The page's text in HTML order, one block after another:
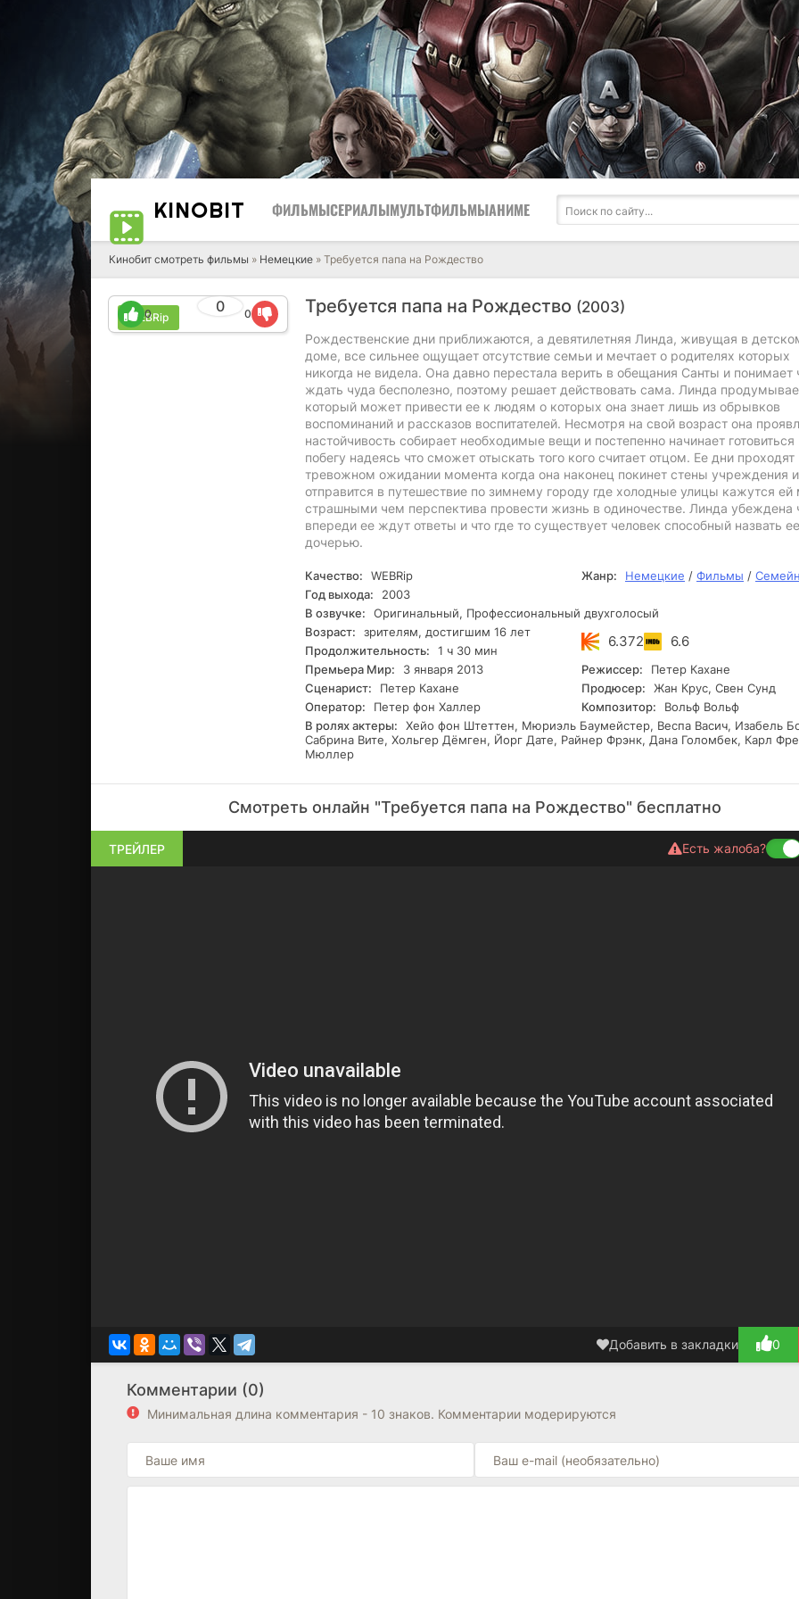
KINOBIT ФИЛЬМЫСЕРИАЛЫМУЛЬТФИЛЬМЫАНИМЕ
Кинобит смотреть фильмы » Немецкие » Требуется папа на Рождество
Требуется папа на Рождество (2003)
WEBRip
0
0 0
Рождественские дни приближаются, а девятилетняя Линда, живущая в
доме, все сильнее ощущает отсутствие семьи и мечтает о родителях которых
никогда не видела. Она давно перестала верить в обещания Санты и понимает
ждать чуда бесполезно, поэтому решает действовать сама. Линда
который может привести ее к людям о которых она знает лишь из обрывков
воспоминаний и рассказов воспитателей. Несмотря на свой возраст она
настойчивость собирает необходимые вещи и постепенно начинает готовиться
побегу надеясь что сможет отыскать того кого считает отцом. Ее дни проходят
тревожном ожидании момента когда она наконец покинет стены учреждения и
отправится в путешествие по зимнему городу где холодные улицы кажутся ей
страшными чем перспектива провести жизнь в одиночестве. Линда убеждена
впереди ее ждут ответы и что где то существует человек способный назвать ее
дочерью.
Качество: WEBRip Жанр: Немецкие / Фильмы /
Год выхода:
2003
В озвучке:
Оригинальный, Профессиональный двухголосый
Возраст:
зрителям, достигшим 16 лет
6.372 6.6
Продолжительность:
1 ч 30 мин
Премьера Мир:
3 января 2013 Режиссер:
Петер Кахане
Сценарист:
Петер Кахане Продюсер:
Жан Крус, Свен Сунд
Оператор:
Петер фон Халлер Композитор:
Вольф Вольф
В ролях актеры:
Хейо фон Штеттен, Мюриэль Баумейстер, Веспа Васич, Изабель
Сабрина Вите, Хольгер Дёмген, Йорг Дате, Райнер Фрэнк, Дана Голомбек, Карл
Мюллер
Смотреть онлайн "Требуется папа на Рождество" бесплатно
ТРЕЙЛЕР Есть жалоба?
Добавить в закладки 0
Комментарии (0)
Минимальная длина комментария - 10 знаков. Комментарии модерируются